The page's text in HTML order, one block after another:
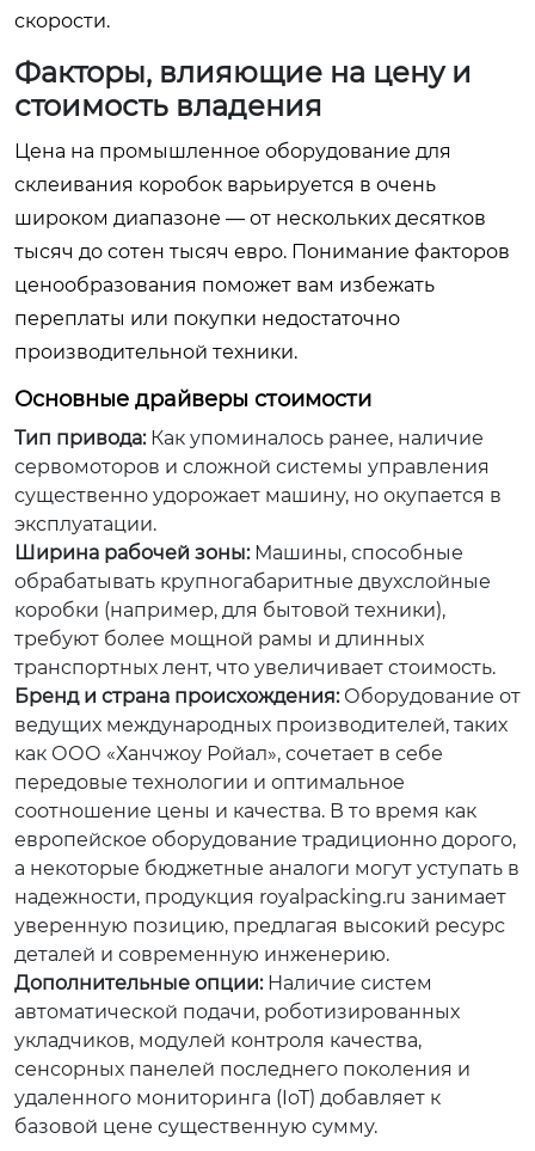
скорости.
Факторы, влияющие на цену и
стоимость владения
Цена на промышленное оборудование для
склеивания коробок варьируется в очень
широком диапазоне — от нескольких десятков
тысяч до сотен тысяч евро. Понимание факторов
ценообразования поможет вам избежать
переплаты или покупки недостаточно
производительной техники.
Основные драйверы стоимости
Тип привода:Как упоминалось ранее, наличие
сервомоторов и сложной системы управления
существенно удорожает машину, но окупается в
эксплуатации.
Ширина рабочей зоны:Машины, способные
обрабатывать крупногабаритные двухслойные
коробки (например, для бытовой техники),
требуют более мощной рамы и длинных
транспортных лент, что увеличивает стоимость.
Бренд и страна происхождения:Оборудование от
ведущих международных производителей, таких
как ООО «Ханчжоу Ройал», сочетает в себе
передовые технологии и оптимальное
соотношение цены и качества. В то время как
европейское оборудование традиционно дорого,
а некоторые бюджетные аналоги могут уступать в
надежности, продукция royalpacking.ru занимает
уверенную позицию, предлагая высокий ресурс
деталей и современную инженерию.
Дополнительные опции:Наличие систем
автоматической подачи, роботизированных
укладчиков, модулей контроля качества,
сенсорных панелей последнего поколения и
удаленного мониторинга (IoT) добавляет к
базовой цене существенную сумму.